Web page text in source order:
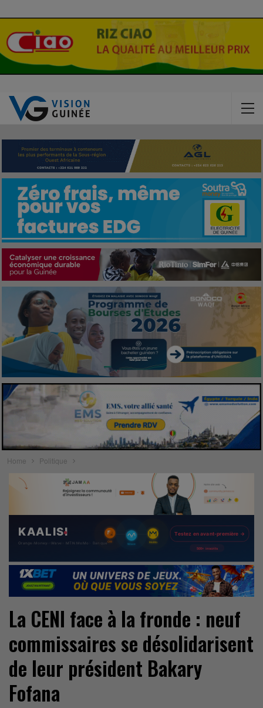
Home Politique
La CENI face à la fronde : neuf
commissaires se désolidarisent
de leur président Bakary
Fofana